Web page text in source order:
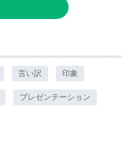
言い訳 印象
プレゼンテーション